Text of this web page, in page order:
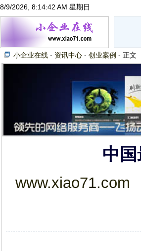
8/9/2026, 8:14:43 AM 星期日
小企业在线 - 资讯中心 - 创业案例 - 正文
中
www.xiao71.com